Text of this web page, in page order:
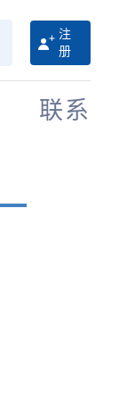
注
册
联系